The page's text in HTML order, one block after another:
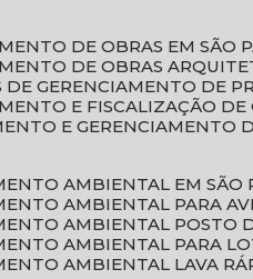
DE OBRAS EM SÃO
DE OBRAS
DE GERENCIAMENTO DE
E FISCALIZAÇÃO DE
E GERENCIAMENTO
AMBIENTAL EM SÃO
AMBIENTAL PARA
AMBIENTAL POSTO
AMBIENTAL PARA
AMBIENTAL LAVA